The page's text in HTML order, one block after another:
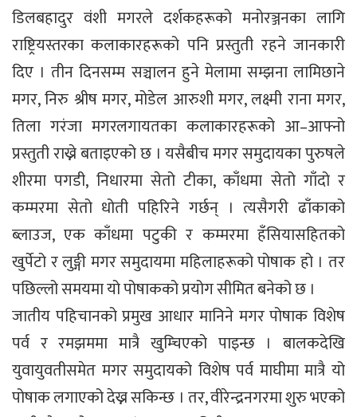
डिलबहादुर वंशी मगरले दर्शकहरूको मनोरञ्जनका लागि
राष्ट्रियस्तरका कलाकारहरूको पनि प्रस्तुती रहने जानकारी
दिए । तीन दिनसम्म सञ्चालन हुने मेलामा सम्झना लामिछाने
मगर, निरु श्रीष मगर, मोडेल आरुशी मगर, लक्ष्मी राना मगर,
तिला गरंजा मगरलगायतका कलाकारहरूको आ–आफ्नो
प्रस्तुती राख्ने बताइएको छ । यसैबीच मगर समुदायका पुरुषले
शीरमा पगडी, निधारमा सेतो टीका, काँधमा सेतो गाँदो र
कम्मरमा सेतो धोती पहिरिने गर्छन् । त्यसैगरी ढाँकाको
ब्लाउज, एक काँधमा पटुकी र कम्मरमा हँसियासहितको
खुर्पेटो र लुङ्गी मगर समुदायमा महिलाहरूको पोषाक हो । तर
पछिल्लो समयमा यो पोषाकको प्रयोग सीमित बनेको छ ।
जातीय पहिचानको प्रमुख आधार मानिने मगर पोषाक विशेष
पर्व र रमझममा मात्रै खुम्चिएको पाइन्छ । बालकदेखि
युवायुवतीसमेत मगर समुदायको विशेष पर्व माघीमा मात्रै यो
पोषाक लगाएको देख्न सकिन्छ । तर, वीरेन्द्रनगरमा शुरु भएको